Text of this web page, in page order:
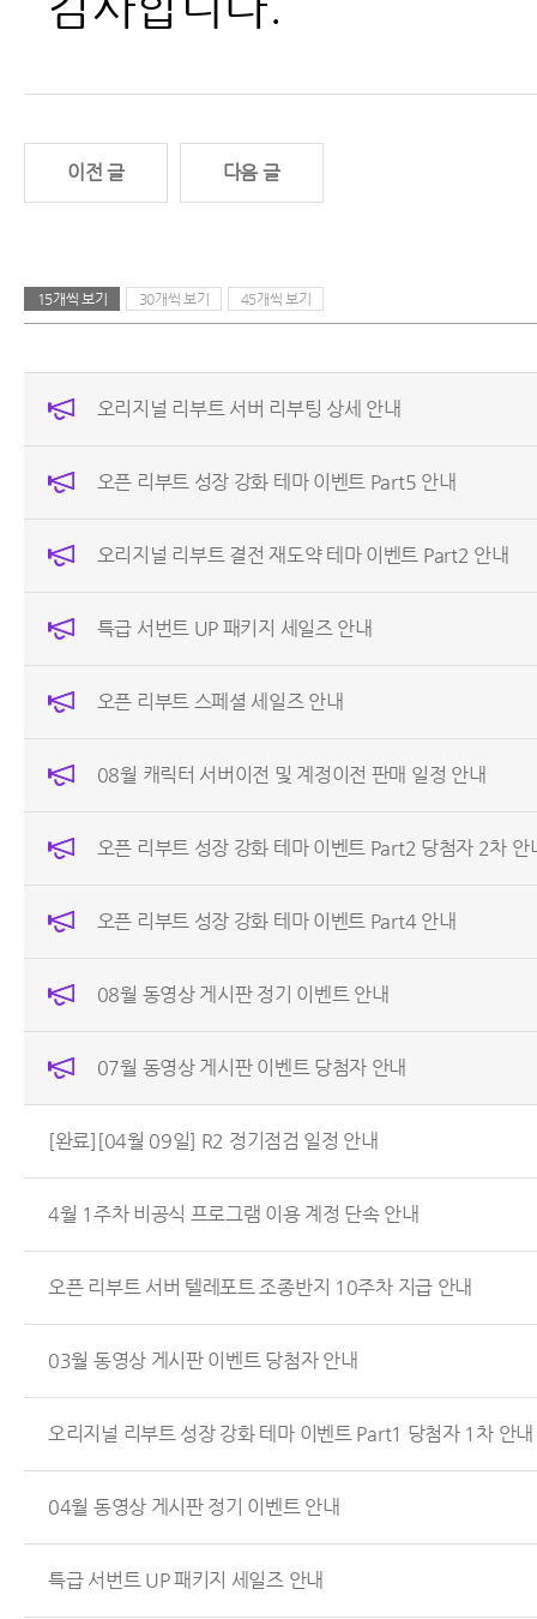
이전 글 다음 글
15개씩 보기 30개씩 보기 45개씩 보기
오리지널 리부트 서버 리부팅 상세 안내
오픈 리부트 성장 강화 테마 이벤트 Part5 안내
오리지널 리부트 결전 재도약 테마 이벤트 Part2 안내
특급 서번트 UP 패키지 세일즈 안내
오픈 리부트 스페셜 세일즈 안내
08월 캐릭터 서버이전 및 계정이전 판매 일정 안내
오픈 리부트 성장 강화 테마 이벤트 Part2 당첨자 2차 안
오픈 리부트 성장 강화 테마 이벤트 Part4 안내
08월 동영상 게시판 정기 이벤트 안내
07월 동영상 게시판 이벤트 당첨자 안내
[완료][04월 09일] R2 정기점검 일정 안내
4월 1주차 비공식 프로그램 이용 계정 단속 안내
오픈 리부트 서버 텔레포트 조종반지 10주차 지급 안내
03월 동영상 게시판 이벤트 당첨자 안내
오리지널 리부트 성장 강화 테마 이벤트 Part1 당첨자 1차 안내
04월 동영상 게시판 정기 이벤트 안내
특급 서번트 UP 패키지 세일즈 안내